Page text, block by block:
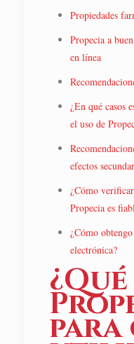
Propiedades
Propecia a
en línea
¿En qué casos
el uso de
efectos
¿Cómo
Propecia es
¿Cómo
electrónica?
¿Qué
para